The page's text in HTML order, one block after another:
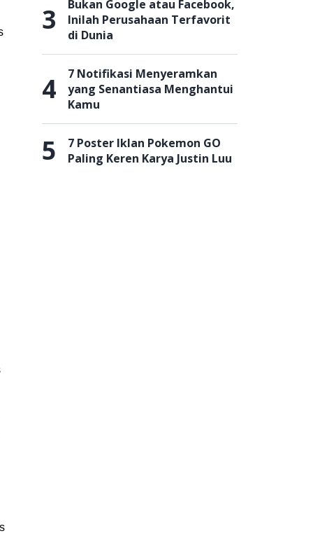
3
Bukan Google atau Facebook,
Inilah Perusahaan Terfavorit
di Dunia
4
7 Notifikasi Menyeramkan
yang Senantiasa Menghantui
Kamu
5
7 Poster Iklan Pokemon GO
Paling Keren Karya Justin Luu